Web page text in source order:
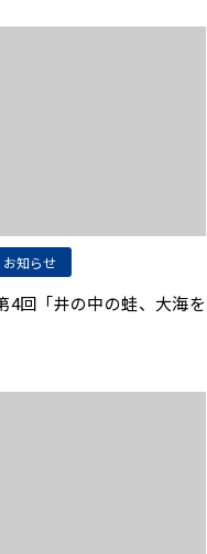
お知らせ
4回「井の中の蛙、大海を